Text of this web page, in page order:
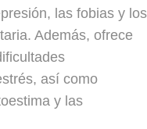
las fobias y los
Además, ofrece
así como
y las